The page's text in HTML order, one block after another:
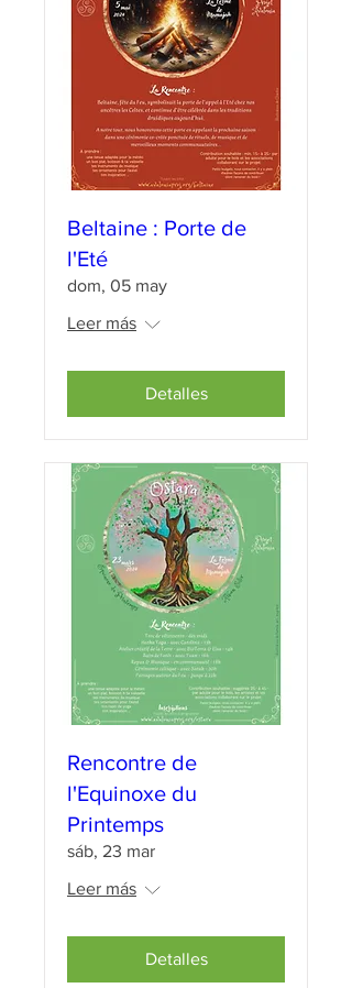
Beltaine : Porte de
l'Eté
dom, 05 may
Leer más
Detalles
Rencontre de
l'Equinoxe du
Printemps
sáb, 23 mar
Leer más
Detalles